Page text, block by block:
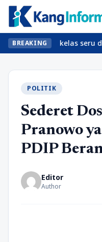
BREAKINGkelas seru dan
POLITIK
Sederet
Pranowo
PDIP
Editor
Author